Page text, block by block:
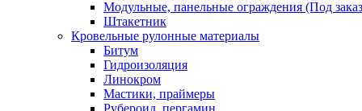
Модульные, панельные ограждения (Под
Штакетник
Кровельные рулонные материалы
Битум
Гидроизоляция
Линокром
Мастики, праймеры
Рубероид, пергамин